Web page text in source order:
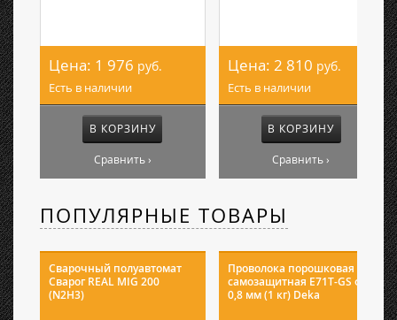
Цена: 1 976 руб.
Есть в наличии
В КОРЗИНУ
Сравнить ›
Цена: 2 810 руб.
Есть в наличии
В КОРЗИНУ
Сравнить ›
ПОПУЛЯРНЫЕ ТОВАРЫ
Сварочный полуавтомат
Сварог REAL MIG 200
(N2H3)
Проволока порошковая
самозащитная E71T-GS ф
0,8 мм (1 кг) Deka